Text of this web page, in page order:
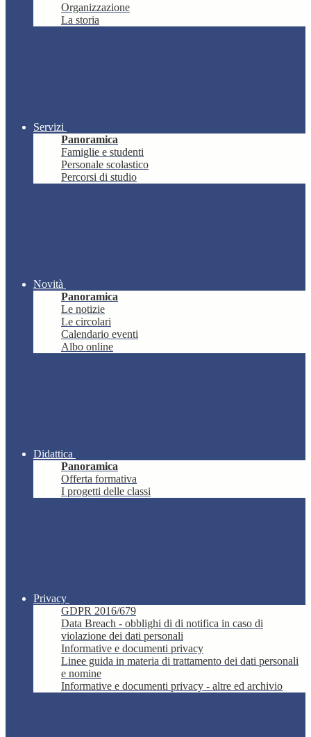
Organizzazione
La storia
Servizi
Panoramica
Famiglie e studenti
Personale scolastico
Percorsi di studio
Novità
Panoramica
Le notizie
Le circolari
Calendario eventi
Albo online
Didattica
Panoramica
Offerta formativa
I progetti delle classi
Privacy
GDPR 2016/679
Data Breach - obblighi di di notifica in caso di
violazione dei dati personali
Informative e documenti privacy
Linee guida in materia di trattamento dei dati personali
e nomine
Informative e documenti privacy - altre ed archivio